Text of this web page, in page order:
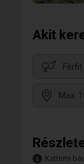
Akit
Férfit
Max.
Kattints